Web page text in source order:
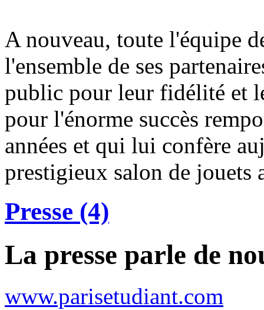
A nouveau, toute l'équipe
l'ensemble de ses
public pour leur fidélité et
pour l'énorme succès
années et qui lui confère
prestigieux salon de jouets
Presse (4)
La presse parle de
www.parisetudiant.com